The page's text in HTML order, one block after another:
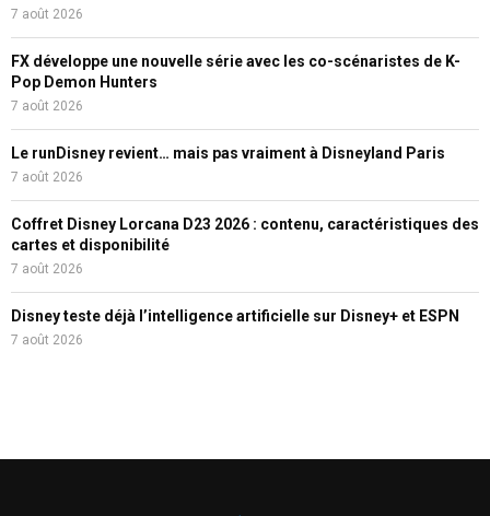
7 août 2026
FX développe une nouvelle série avec les co-scénaristes de K-
Pop Demon Hunters
7 août 2026
Le runDisney revient… mais pas vraiment à Disneyland Paris
7 août 2026
Coffret Disney Lorcana D23 2026 : contenu, caractéristiques des
cartes et disponibilité
7 août 2026
Disney teste déjà l’intelligence artificielle sur Disney+ et ESPN
7 août 2026